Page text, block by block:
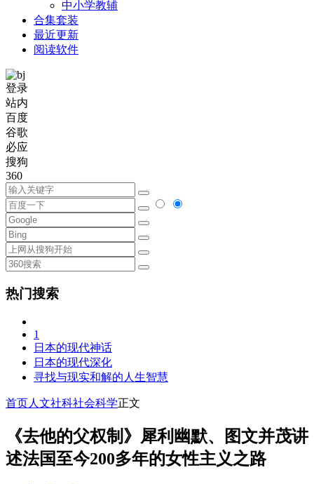
中小学教辅
合集套装
最近更新
阅读软件
登录
站内
百度
谷歌
必应
搜狗
360
热门搜索
1
日本的现代神话
日本的现代深化
寻找与现实和解的人生智慧
首页人文社科社会科学正文
《去他的父权制》犀利幽默、图文并茂讲
述法国至今200多年的女性主义之路